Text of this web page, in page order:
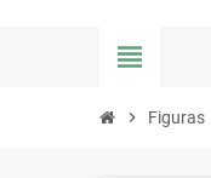
view_headline
chevron_right Figuras